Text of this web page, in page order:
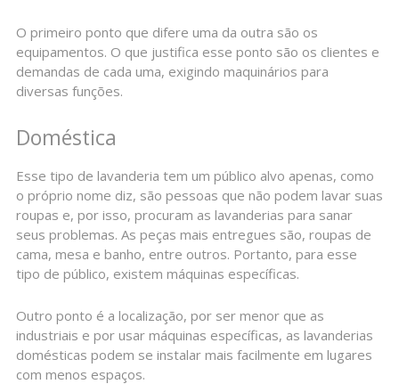
O primeiro ponto que difere uma da outra são os
equipamentos. O que justifica esse ponto são os clientes e
demandas de cada uma, exigindo maquinários para
diversas funções.
Doméstica
Esse tipo de lavanderia tem um público alvo apenas, como
o próprio nome diz, são pessoas que não podem lavar suas
roupas e, por isso, procuram as lavanderias para sanar
seus problemas. As peças mais entregues são, roupas de
cama, mesa e banho, entre outros. Portanto, para esse
tipo de público, existem máquinas específicas.
Outro ponto é a localização, por ser menor que as
industriais e por usar máquinas específicas, as lavanderias
domésticas podem se instalar mais facilmente em lugares
com menos espaços.